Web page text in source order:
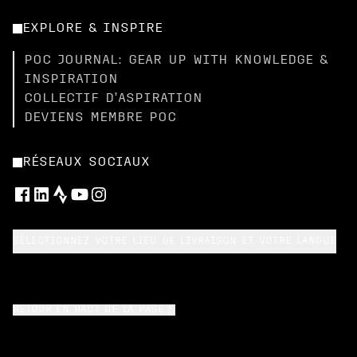
EXPLORE & INSPIRE
POC JOURNAL: GEAR UP WITH KNOWLEDGE &
INSPIRATION
COLLECTIF D’ASPIRATION
DEVIENS MEMBRE POC
RÉSEAUX SOCIAUX